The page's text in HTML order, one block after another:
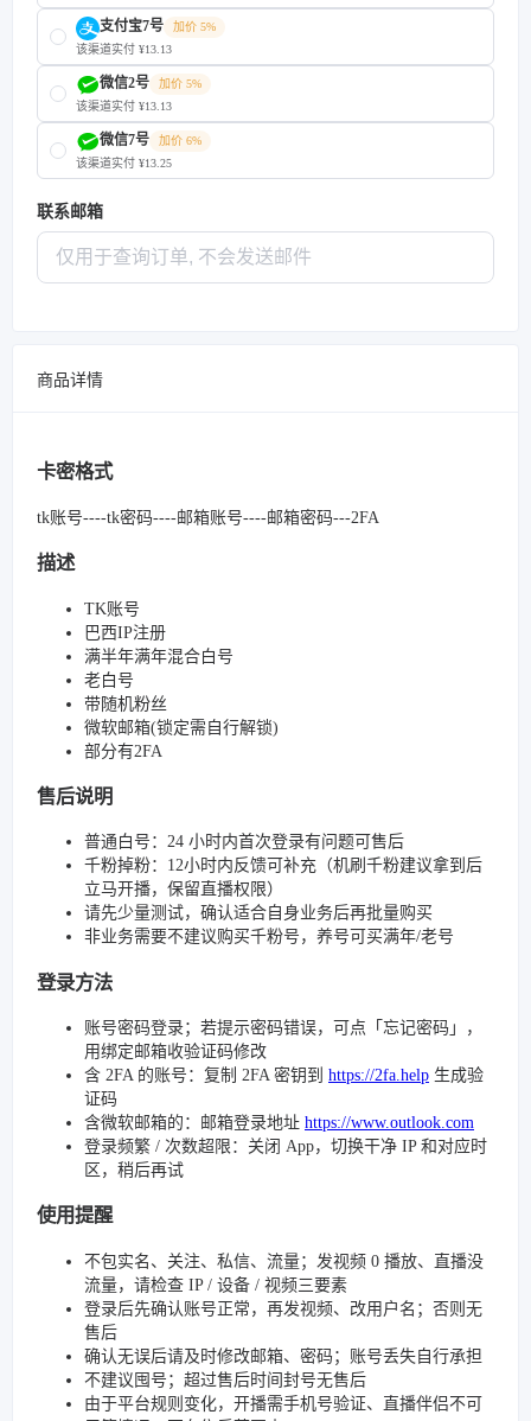
支付宝7号
加价 5%
该渠道实付 ¥13.13
微信2号
加价 5%
该渠道实付 ¥13.13
微信7号
加价 6%
该渠道实付 ¥13.25
联系邮箱
商品详情
卡密格式
tk账号----tk密码----邮箱账号----邮箱密码---2FA
描述
TK账号
巴西IP注册
满半年满年混合白号
老白号
带随机粉丝
微软邮箱(锁定需自行解锁)
部分有2FA
售后说明
普通白号：24 小时内首次登录有问题可售后
千粉掉粉：12小时内反馈可补充（机刷千粉建议拿到后
立马开播，保留直播权限）
请先少量测试，确认适合自身业务后再批量购买
非业务需要不建议购买千粉号，养号可买满年/老号
登录方法
账号密码登录；若提示密码错误，可点「忘记密码」，
用绑定邮箱收验证码修改
含 2FA 的账号：复制 2FA 密钥到 https://2fa.help 生成验
证码
含微软邮箱的：邮箱登录地址 https://www.outlook.com
登录频繁 / 次数超限：关闭 App，切换干净 IP 和对应时
区，稍后再试
使用提醒
不包实名、关注、私信、流量；发视频 0 播放、直播没
流量，请检查 IP / 设备 / 视频三要素
登录后先确认账号正常，再发视频、改用户名；否则无
售后
确认无误后请及时修改邮箱、密码；账号丢失自行承担
不建议囤号；超过售后时间封号无售后
由于平台规则变化，开播需手机号验证、直播伴侣不可